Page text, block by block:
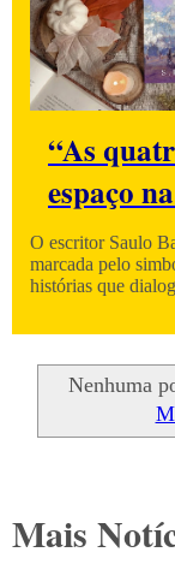
“As
espaço
O escritor Saulo
marcada pelo
histórias que
Nenhuma
Mais